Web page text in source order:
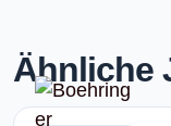
Ähnliche